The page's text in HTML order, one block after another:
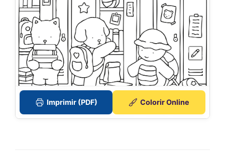
Imprimir (PDF) Colorir Online